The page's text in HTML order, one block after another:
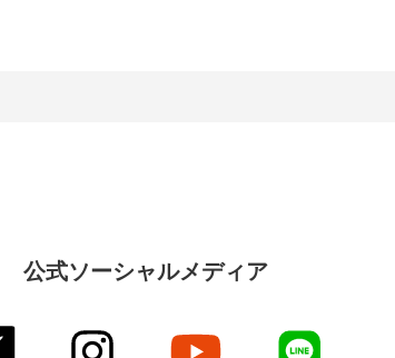
公式ソーシャルメディア
instagram youtube